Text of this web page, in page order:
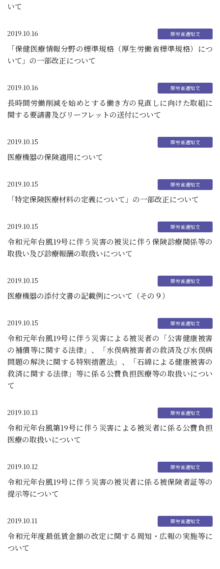
いて
2019.10.16
「保健医療情報分野の標準規格（厚生労働省標準規格）につ
いて」の一部改正について
2019.10.16
長時間労働削減を始めとする働き方の見直しに向けた取組に
関する要請書及びリーフレットの送付について
2019.10.15
医療機器の保険適用について
2019.10.15
「特定保険医療材料の定義について」の一部改正について
2019.10.15
令和元年台風19号に伴う災害の被災に伴う保険診療関係等の
取扱い及び診療報酬の取扱いについて
2019.10.15
医療機器の添付文書の記載例について（その９）
2019.10.15
令和元年台風19号に伴う災害による被災者の「公害健康被害
の補償等に関する法律」、「水俣病被害者の救済及び水俣病
問題の解決に関する特別措置法」、「石綿による健康被害の
救済に関する法律」等に係る公費負担医療等の取扱いについ
て
2019.10.13
令和元年台風第19号に伴う災害による被災者に係る公費負担
医療の取扱いについて
2019.10.12
令和元年台風19号に伴う災害の被災者に係る被保険者証等の
提示等について
2019.10.11
令和元年度最低賃金額の改定に関する周知・広報の実施等に
ついて